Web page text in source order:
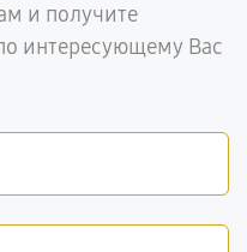
и получите
интересующему Вас